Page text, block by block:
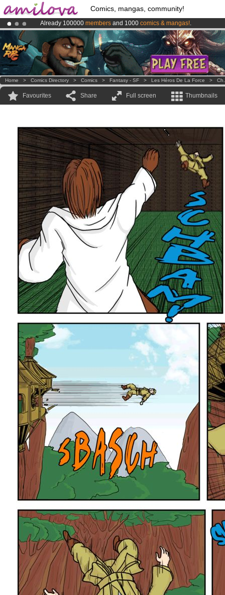
Comics, mangas, community!
Already 100000 members and 1000 comics & mangas!.
AmilovaKickstarter is now LIVE!.
Premium membership from3.95 euros per month !Get membership
Home > Comics Directory > Comics > Fantasy - SF > Les Héros De La Force >
Favourites Share Full screen Thumbnails